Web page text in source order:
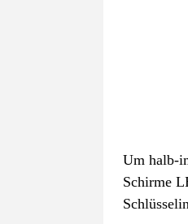
Um halb-
Schirme